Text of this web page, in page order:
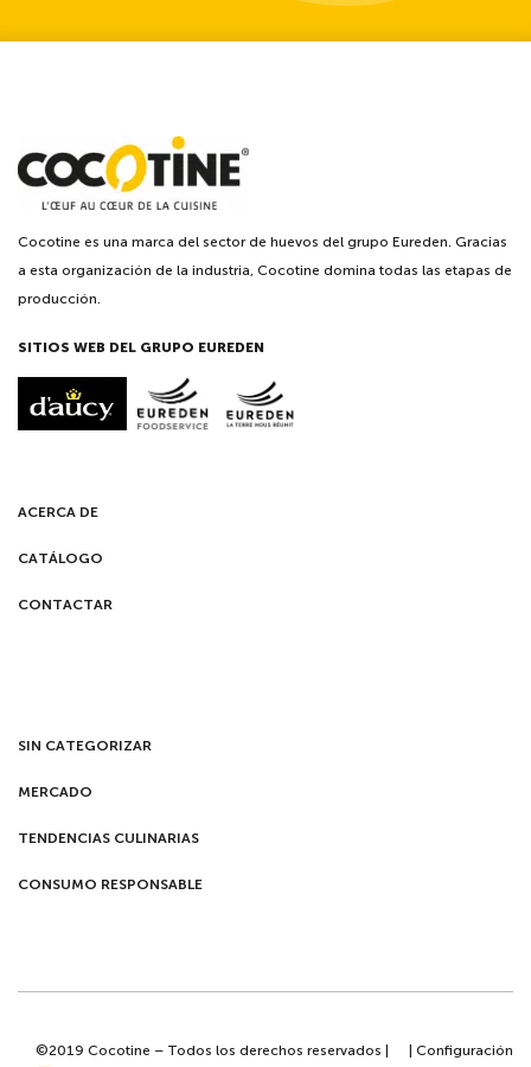
Cocotine es una marca del sector de huevos del grupo Eureden. Gracias
a esta organización de la industria, Cocotine domina todas las etapas de
producción.
SITIOS WEB DEL GRUPO EUREDEN
ACERCA DE
CATÁLOGO
CONTACTAR
SIN CATEGORIZAR
MERCADO
TENDENCIAS CULINARIAS
CONSUMO RESPONSABLE
©2019 Cocotine – Todos los derechos reservados |
Configuración